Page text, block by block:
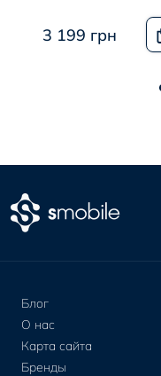
3 199 грн
Блог
О нас
Карта сайта
Бренды